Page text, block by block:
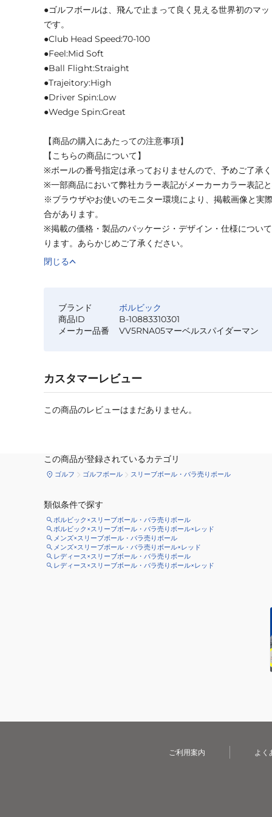
●ゴルフボールは、飛んで止まって良く見える世界初のマ
です。
●Club Head Speed:70-100
●Feel:Mid Soft
●Ball Flight:Straight
●Trajeitory:High
●Driver Spin:Low
●Wedge Spin:Great
【商品の購入にあたっての注意事項】
【こちらの商品について】
※ボールの番号指定は承っておりませんので、予めご了承く
※一部商品において弊社カラー表記がメーカーカラー表記と
※ブラウザやお使いのモニター環境により、掲載画像と実
合があります。
※掲載の価格・製品のパッケージ・デザイン・仕様につい
ります。あらかじめご了承ください。
閉じる
ブランド
ボルビック
商品ID
B-10883310301
メーカー品番
VV5RNA05マーベルスパイダーマン
カスタマーレビュー
この商品のレビューはまだありません。
この商品が登録されているカテゴリ
ゴルフ ゴルフボール スリーブボール・バラ売りボール
類似条件で探す
ボルビック×スリーブボール・バラ売りボール
ボルビック×スリーブボール・バラ売りボール×レッド
メンズ×スリーブボール・バラ売りボール
メンズ×スリーブボール・バラ売りボール×レッド
レディース×スリーブボール・バラ売りボール
レディース×スリーブボール・バラ売りボール×レッド
ご利用案内 よく